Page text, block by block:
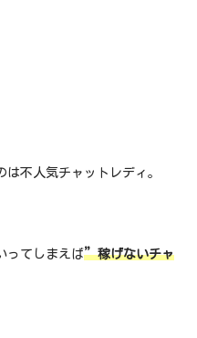
不人気チャットレディ。
ってしまえば”稼げないチャ